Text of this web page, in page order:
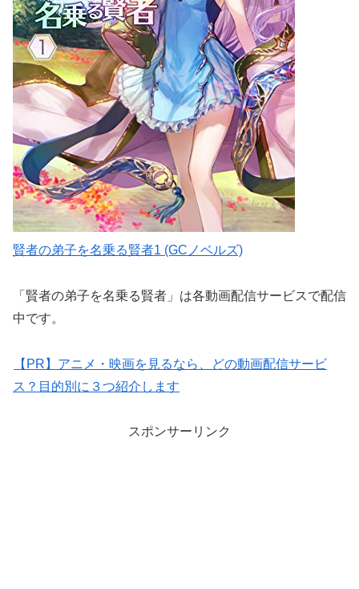
賢者の弟子を名乗る賢者1 (GCノベルズ)
「賢者の弟子を名乗る賢者」は各動画配信サービスで配信
中です。
【PR】アニメ・映画を見るなら、どの動画配信サービ
ス？目的別に３つ紹介します
スポンサーリンク